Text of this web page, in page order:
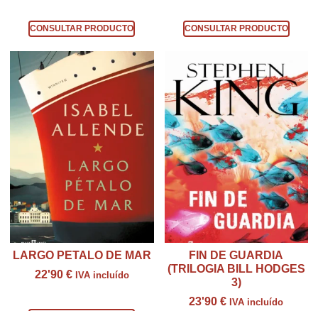
CONSULTAR PRODUCTO
CONSULTAR PRODUCTO
LARGO PETALO DE MAR
22'90 € IVA incluído
FIN DE GUARDIA
(TRILOGIA BILL HODGES
3)
23'90€ IVA incluído